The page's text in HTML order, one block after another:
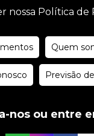
nossa Política
Quem
Previsão
nos ou entre